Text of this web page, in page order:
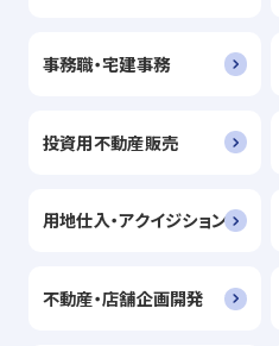
事務職・宅建事務
投資用不動産販売
用地仕入・アクイジション
不動産・店舗企画開発